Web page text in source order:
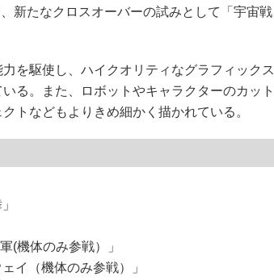
新たなクロスオーバーの試みとして「宇宙戦
を駆使し、ハイクオリティなグラフィックス
る。また、ロボットやキャラクターのカット
トなどもよりきめ細かく描かれている。
(機体のみ参戦）」
イ（機体のみ参戦）」